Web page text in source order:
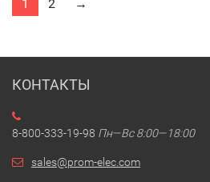
1 2 →
КОНТАКТЫ
8-800-333-19-98 Пн—Вс 8:00—18:00
sales@prom-elec.com